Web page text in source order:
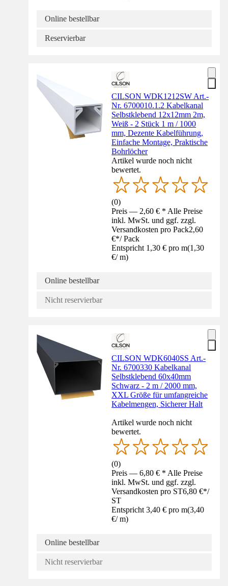
Online bestellbar
Reservierbar
CILSON WDK1212SW Art.-
Nr. 6700010.1.2 Kabelkanal
Selbstklebend 12x12mm 2m,
Weiß - 2 Stück 1 m / 1000
mm, Dezente Kabelführung,
Einfache Montage, Praktische
Bohrlöcher
Artikel wurde noch nicht
bewertet.
(0)
Preis — 2,60 € * Alle Preise
inkl. MwSt. und ggf. zzgl.
Versandkosten pro Pack2,60
€*/ Pack
Entspricht 1,30 € pro m(1,30
€/ m)
Online bestellbar
Nicht reservierbar
CILSON WDK6040SS Art.-
Nr. 6700330 Kabelkanal
Selbstklebend 60x40mm
Schwarz - 2 m / 2000 mm,
XXL Größe für umfangreiche
Kabelmengen, Sicherer Halt
Artikel wurde noch nicht
bewertet.
(0)
Preis — 6,80 € * Alle Preise
inkl. MwSt. und ggf. zzgl.
Versandkosten pro ST6,80 €*/
ST
Entspricht 3,40 € pro m(3,40
€/ m)
Online bestellbar
Nicht reservierbar